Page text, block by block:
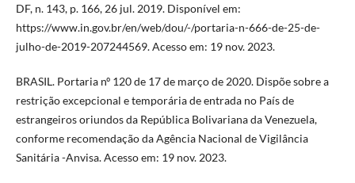
DF, n. 143, p. 166, 26 jul. 2019. Disponível em:
https://www.in.gov.br/en/web/dou/-/portaria-n-666-de-25-de-
julho-de-2019-207244569. Acesso em: 19 nov. 2023.
BRASIL. Portaria nº 120 de 17 de março de 2020. Dispõe sobre a
restrição excepcional e temporária de entrada no País de
estrangeiros oriundos da República Bolivariana da Venezuela,
conforme recomendação da Agência Nacional de Vigilância
Sanitária -Anvisa. Acesso em: 19 nov. 2023.